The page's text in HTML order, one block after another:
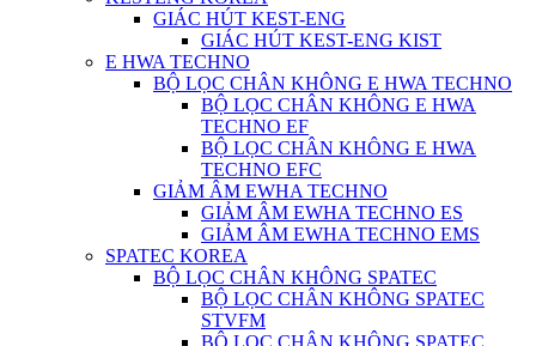
GIÁC HÚT KEST-ENG
GIÁC HÚT KEST-ENG KIST
E HWA TECHNO
BỘ LỌC CHÂN KHÔNG E HWA TECHNO
BỘ LỌC CHÂN KHÔNG E HWA
TECHNO EF
BỘ LỌC CHÂN KHÔNG E HWA
TECHNO EFC
GIẢM ÂM EWHA TECHNO
GIẢM ÂM EWHA TECHNO ES
GIẢM ÂM EWHA TECHNO EMS
SPATEC KOREA
BỘ LỌC CHÂN KHÔNG SPATEC
BỘ LỌC CHÂN KHÔNG SPATEC
STVFM
BỘ LỌC CHÂN KHÔNG SPATEC